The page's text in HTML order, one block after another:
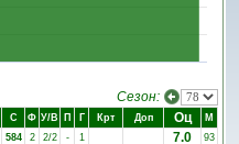
Сезон:
С Ф У/В П Г Крт Доп Оц
М
584 2 2/2 - 1 7.0
93